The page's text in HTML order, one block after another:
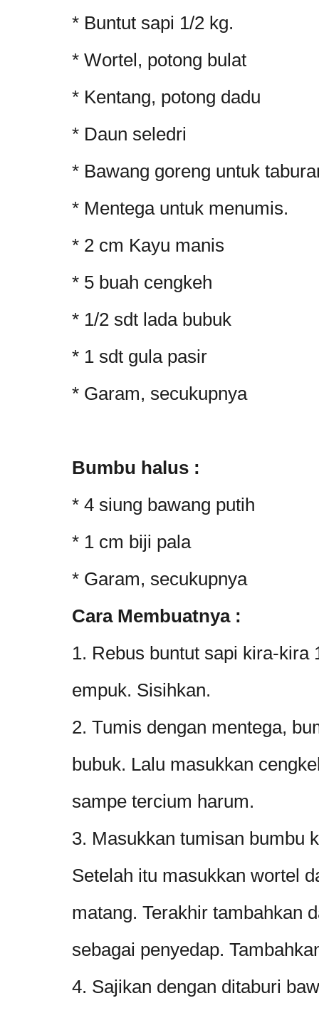
* Buntut sapi 1/2 kg.
* Wortel, potong bulat
* Kentang, potong dadu
* Daun seledri
* Bawang goreng untuk
* Mentega untuk menumis.
* 2 cm Kayu manis
* 5 buah cengkeh
* 1/2 sdt lada bubuk
* 1 sdt gula pasir
* Garam, secukupnya
Bumbu halus :
* 4 siung bawang putih
* 1 cm biji pala
* Garam, secukupnya
Cara Membuatnya :
1. Rebus buntut sapi kira-kira
empuk. Sisihkan.
2. Tumis dengan mentega,
bubuk. Lalu masukkan
sampe tercium harum.
3. Masukkan tumisan bumbu
Setelah itu masukkan wortel
matang. Terakhir tambahkan
sebagai penyedap.
4. Sajikan dengan ditaburi